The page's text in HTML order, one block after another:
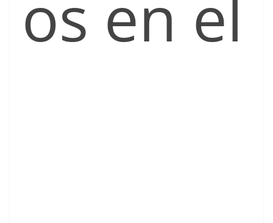
os en el